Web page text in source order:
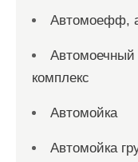
Автомоефф,
Автомоечный
комплекс
Автомойка
Автомойка